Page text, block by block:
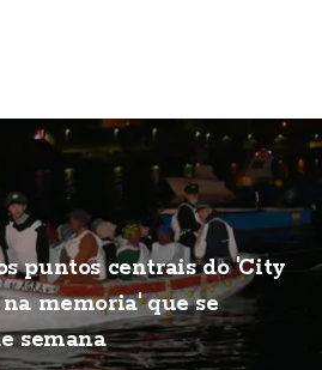
puntos centrais do 'City
memoria' que se
semana